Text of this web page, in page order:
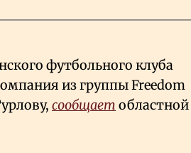
футбольного клуба
из группы Freedom
сообщает областной